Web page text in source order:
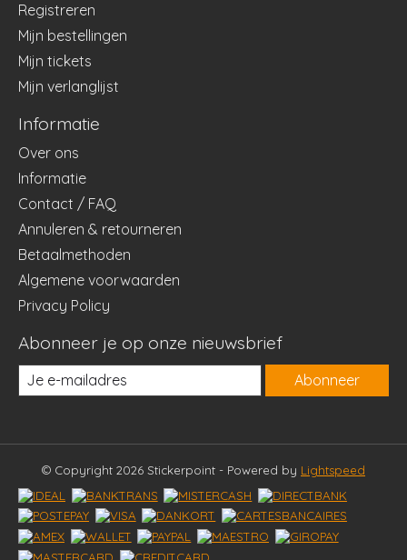
Registreren
Mijn bestellingen
Mijn tickets
Mijn verlanglijst
Informatie
Over ons
Informatie
Contact / FAQ
Annuleren & retourneren
Betaalmethoden
Algemene voorwaarden
Privacy Policy
Abonneer je op onze nieuwsbrief
Abonneer
© Copyright 2026 Stickerpoint - Powered by Lightspeed